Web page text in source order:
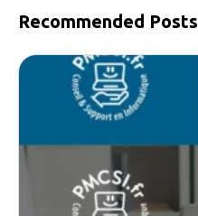
Recommended Posts